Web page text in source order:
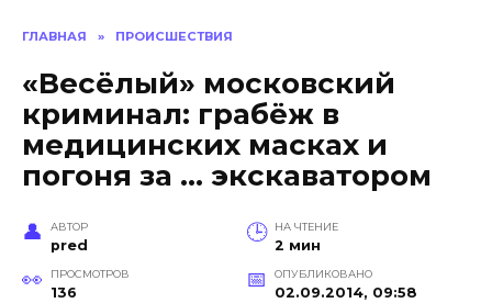
ГЛАВНАЯ » ПРОИСШЕСТВИЯ
«Весёлый» московский
криминал: грабёж в
медицинских масках и
погоня за … экскаватором
АВТОР
pred
НА ЧТЕНИЕ
2 мин
ПРОСМОТРОВ
136
ОПУБЛИКОВАНО
02.09.2014, 09:58